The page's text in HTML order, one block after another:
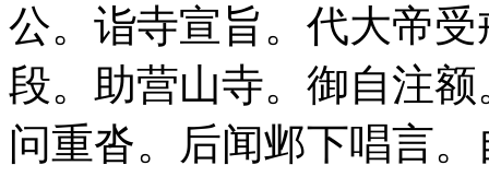
公。诣寺宣旨。代大帝
段。助营山寺。御自注
问重沓。后闻邺下唱言